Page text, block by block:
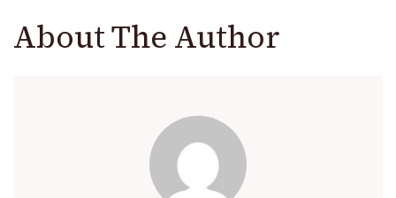
About The Author